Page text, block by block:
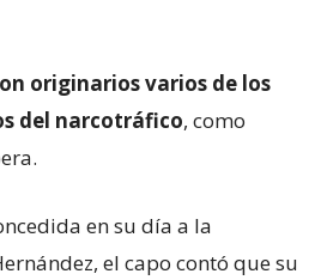
originarios varios de los
del narcotráfico, como
en su día a la
el capo contó que su